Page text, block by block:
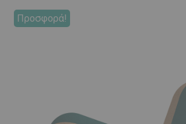
Προσφορά!